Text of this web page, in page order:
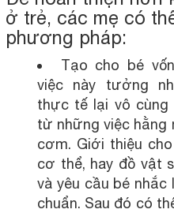
ở trẻ, các mẹ có
phương pháp:
Tạo cho bé
việc này tưởng
thực tế lại vô cùng
từ những việc hằng
cơm. Giới thiệu
cơ thể, hay đồ vật
và yêu cầu bé
chuẩn. Sau đó có